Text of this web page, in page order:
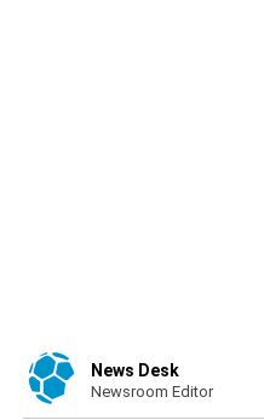
News Desk
Newsroom Editor